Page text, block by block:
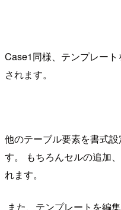
Case1同様、テンプレー
されます。
他のテーブル要素を書式
す。 もちろんセルの追加
れます。
また、テンプレートを編